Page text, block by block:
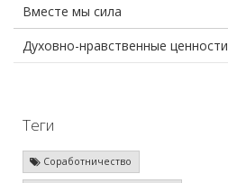
Вместе мы сила
Духовно-нравственные ценности
Теги
Соработничество